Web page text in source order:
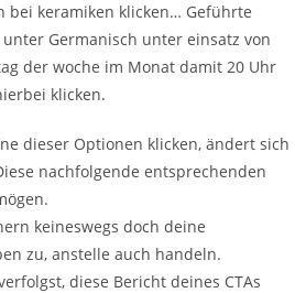
bei keramiken klicken… Geführte
Germanisch unter einsatz von
der woche im Monat damit 20 Uhr
klicken.
dieser Optionen klicken, ändert sich
nachfolgende entsprechenden
keineswegs doch deine
zu, anstelle auch handeln.
diese Bericht deines CTAs